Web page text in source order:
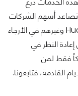
تصاعد أسهم الشركات
الصينية مثل Xiaomi و Oppo وبالطبع Huawei وغيرهم في الأرجاء
النظر في
فقط لمن
القادمة، فتابعونا.